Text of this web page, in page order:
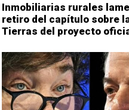
Inmobiliarias rurales
retiro del capítulo sobre
Tierras del proyecto